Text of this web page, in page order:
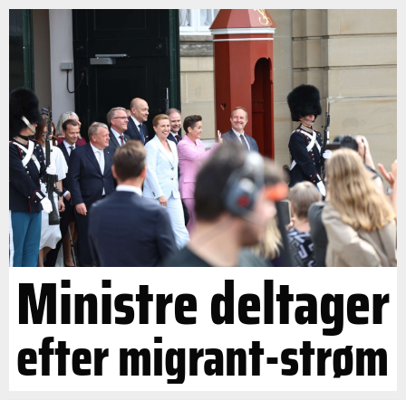
Ministre deltager
efter migrant-strøm